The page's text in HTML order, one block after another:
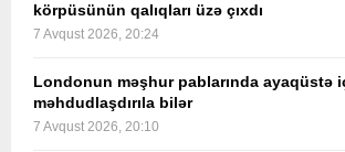
körpüsünün qalıqları üzə çıxdı
7 Avqust 2026, 20:24
Londonun məşhur pablarında ayaqüstə
məhdudlaşdırıla bilər
7 Avqust 2026, 20:10